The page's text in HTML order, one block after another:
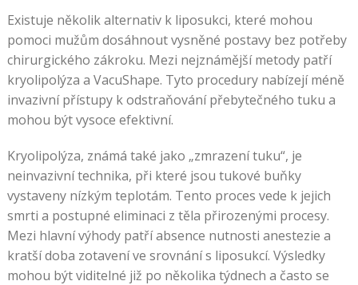
Existuje několik alternativ k liposukci, které mohou
pomoci mužům dosáhnout vysněné postavy bez potřeby
chirurgického zákroku. Mezi nejznámější metody patří
kryolipolýza a VacuShape. Tyto procedury nabízejí méně
invazivní přístupy k odstraňování přebytečného tuku a
mohou být vysoce efektivní.
Kryolipolýza, známá také jako „zmrazení tuku“, je
neinvazivní technika, při které jsou tukové buňky
vystaveny nízkým teplotám. Tento proces vede k jejich
smrti a postupné eliminaci z těla přirozenými procesy.
Mezi hlavní výhody patří absence nutnosti anestezie a
kratší doba zotavení ve srovnání s liposukcí. Výsledky
mohou být viditelné již po několika týdnech a často se